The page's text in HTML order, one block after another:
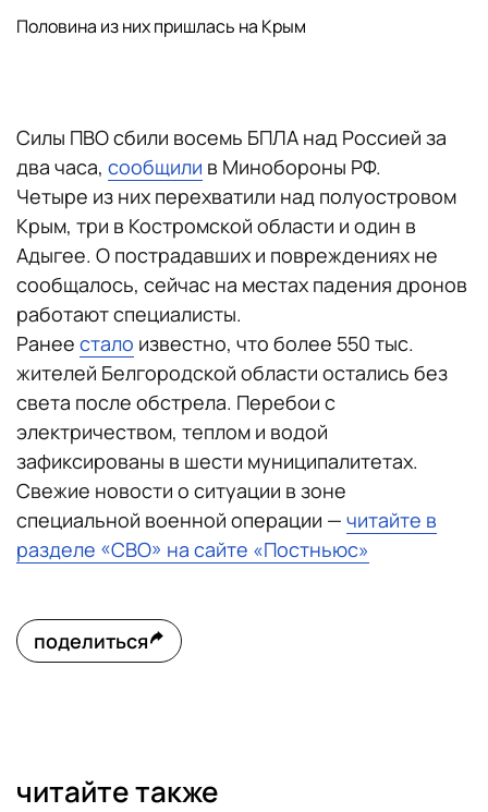
Половина из них пришлась на Крым
Силы ПВО сбили восемь БПЛА над Россией за
два часа, сообщили в Минобороны РФ.
Четыре из них перехватили над полуостровом
Крым, три в Костромской области и один в
Адыгее. О пострадавших и повреждениях не
сообщалось, сейчас на местах падения дронов
работают специалисты.
Ранее стало известно, что более 550 тыс.
жителей Белгородской области остались без
света после обстрела. Перебои с
электричеством, теплом и водой
зафиксированы в шести муниципалитетах.
Свежие новости о ситуации в зоне
специальной военной операции — читайте в
разделе «СВО» на сайте «Постньюс»
поделиться
читайте также